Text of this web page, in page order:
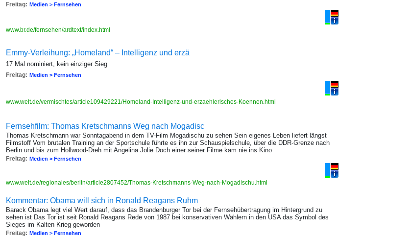
Freitag: Medien > Fernsehen
www.br.de/fernsehen/ardtext/index.html
Emmy-Verleihung: „Homeland“ – Intelligenz und erzä
17 Mal nominiert, kein einziger Sieg
Freitag: Medien > Fernsehen
www.welt.de/vermischtes/article109429221/Homeland-Intelligenz-und-erzaehlerisches-Koennen.html
Fernsehfilm: Thomas Kretschmanns Weg nach Mogadisc
Thomas Kretschmann war Sonntagabend in dem TV-Film Mogadischu zu sehen Sein eigenes Leben liefert längst
Filmstoff Vom brutalen Training an der Sportschule führte es ihn zur Schauspielschule, über die DDR-Grenze nach
Berlin und bis zum Hollwood-Dreh mit Angelina Jolie Doch einer seiner Filme kam nie ins Kino
Freitag: Medien > Fernsehen
www.welt.de/regionales/berlin/article2807452/Thomas-Kretschmanns-Weg-nach-Mogadischu.html
Kommentar: Obama will sich in Ronald Reagans Ruhm
Barack Obama legt viel Wert darauf, dass das Brandenburger Tor bei der Fernsehübertragung im Hintergrund zu
sehen ist Das Tor ist seit Ronald Reagans Rede von 1987 bei konservativen Wählern in den USA das Symbol des
Sieges im Kalten Krieg geworden
Freitag: Medien > Fernsehen